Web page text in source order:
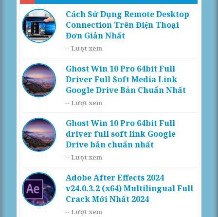
Cách Sử Dụng Remote Desktop
Connection Trên Điện Thoại
Đơn Giản Nhất
-- Lượt xem
Ghost Win 10 Pro 64bit Full
Driver Full Soft Media Link
Google Drive Bản Chuẩn Nhất
-- Lượt xem
Ghost Win 10 Pro 64bit Full
driver full soft link Google
Drive bản chuẩn nhất
-- Lượt xem
Adobe After Effects 2024
v24.0.3.2 (x64) Multilingual Full
Crack Mới Nhất 2024
-- Lượt xem